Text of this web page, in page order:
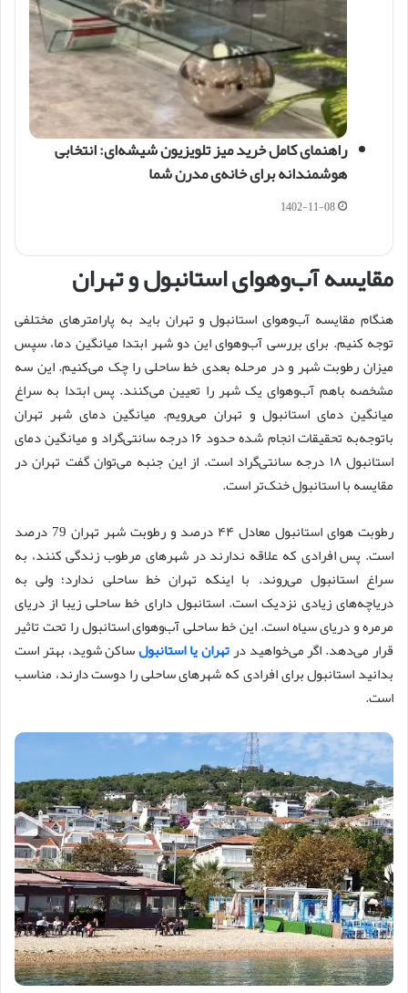
راهنمای کامل خرید میز تلویزیون شیشه‌ای: انتخابی
هوشمندانه برای خانه‌ی مدرن شما
1402-11-08
مقایسه آب‌وهوای استانبول و تهران
هنگام مقایسه آب‌وهوای استانبول و تهران باید به پارامترهای مختلفی
توجه کنیم. برای بررسی آب‌وهوای این دو شهر ابتدا میانگین دما، سپس
میزان رطوبت شهر و در مرحله بعدی خط ساحلی را چک می‌کنیم. این سه
مشخصه باهم آب‌وهوای یک شهر را تعیین می‌کنند‌. پس ابتدا به سراغ
میانگین دمای استانبول و تهران می‌رویم. میانگین دمای شهر تهران
باتوجه‌به تحقیقات انجام شده حدود ۱۶ درجه سانتی‌گراد و میانگین دمای
استانبول ۱۸ درجه سانتی‌گراد است. از این جنبه می‌توان گفت تهران در
مقایسه با استانبول خنک‌تر است‌.
رطوبت هوای استانبول معادل ۴۴ درصد و رطوبت شهر تهران 79 درصد
است. پس افرادی که علاقه ندارند در شهرهای مرطوب زندگی کنند، به
سراغ استانبول می‌روند. با اینکه تهران خط ساحلی ندارد؛ ولی به
دریاچه‌های زیادی نزدیک است. استانبول دارای خط ساحلی زیبا از دریای
مرمره و دریای سیاه است. این خط ساحلی آب‌وهوای استانبول را تحت تاثیر
قرار می‌دهد. اگر می‌خواهید درتهران یا استانبولساکن شوید، بهتر است
بدانید استانبول برای افرادی که شهرهای ساحلی را دوست دارند، مناسب
است.